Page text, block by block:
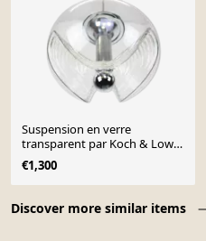
Discover more similar items
Suspension en verre
transparent par Koch & Lowy,
Peill & Putzler, Allemagne,
1970
€1,300